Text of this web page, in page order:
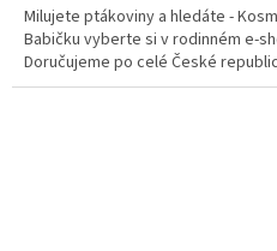
Milujete ptákoviny a hledáte -
Babičku vyberte si v rodinném e-
Doručujeme po celé České